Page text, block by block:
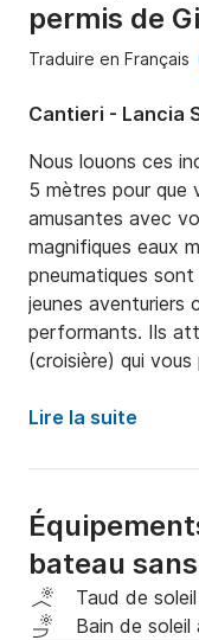
permis de
Traduire en Français
Cantieri - Lancia
Nous louons ces
5 mètres pour que
amusantes avec
magnifiques eaux
pneumatiques
jeunes aventuriers
performants. Ils
(croisière) qui
grand bain de
pneumatique est
d'une échelle pour
et d'un rideau. Nos
moteur de 40
n'est nécessaire.
fournir un skipper
Lire la suite
bateau
Taud de soleil
Bain de soleil